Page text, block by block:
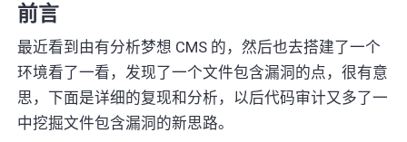
前言
最近看到由有分析梦想 CMS 的，然后也去搭建了一个
环境看了一看，发现了一个文件包含漏洞的点，很有意
思，下面是详细的复现和分析，以后代码审计又多了一
中挖掘文件包含漏洞的新思路。